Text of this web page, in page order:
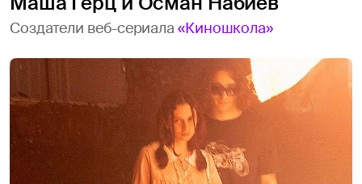
Создатели веб-сериала «Киношкола»